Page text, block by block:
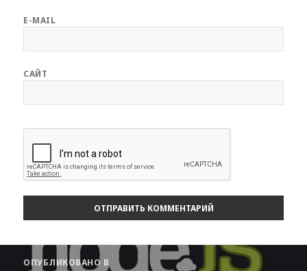
E-MAIL
САЙТ
Навигация
ОПУБЛИКОВАНО В